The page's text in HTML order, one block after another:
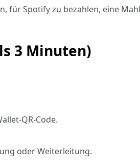
für Spotify zu bezahlen, eine
3 Minuten)
QR-Code.
oder Weiterleitung.